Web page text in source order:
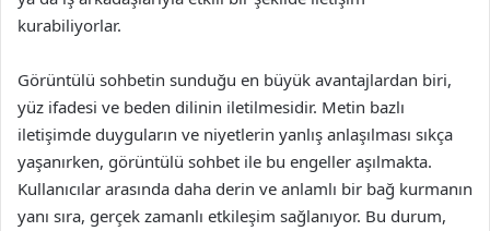
kurabiliyorlar.
Görüntülü sohbetin sunduğu en büyük avantajlardan biri,
yüz ifadesi ve beden dilinin iletilmesidir. Metin bazlı
iletişimde duyguların ve niyetlerin yanlış anlaşılması sıkça
yaşanırken, görüntülü sohbet ile bu engeller aşılmakta.
Kullanıcılar arasında daha derin ve anlamlı bir bağ kurmanın
yanı sıra, gerçek zamanlı etkileşim sağlanıyor. Bu durum,